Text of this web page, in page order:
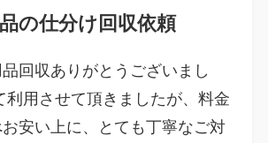
の仕分け回収依頼
回収ありがとうございまし
利用させて頂きましたが、料金
安い上に、とても丁寧なご対